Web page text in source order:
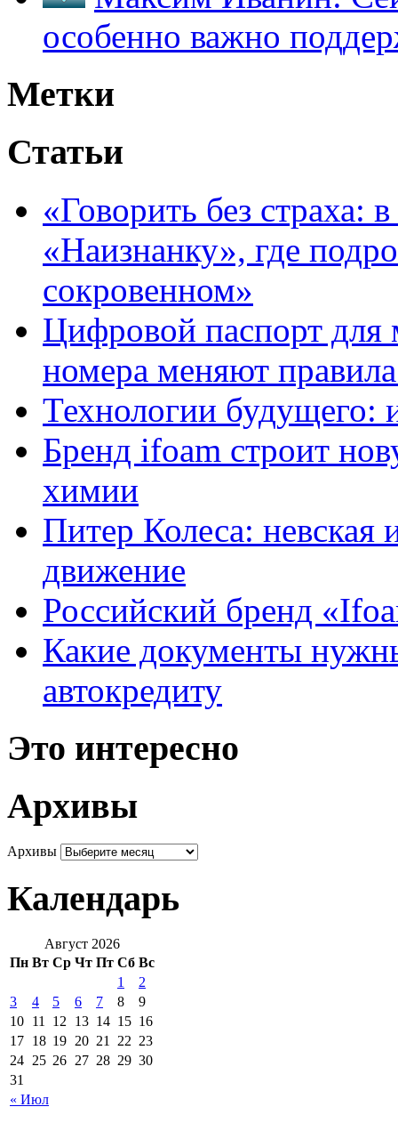
особенно важно
Метки
Статьи
«Говорить без страха:
«Наизнанку», где
сокровенном»
Цифровой паспорт для
номера меняют
Технологии будущего:
Бренд ifoam строит
химии
Питер Колеса: невская
движение
Российский бренд
Какие документы
автокредиту
Это интересно
Архивы
Архивы
Календарь
Август 2026
Пн Вт Ср Чт Пт Сб Вс
« Июл
1
2
3
4 5 6 7 8
9
10 11 12 13 14 15 16
17 18 19 20 21 22 23
24 25 26 27 28 29 30
31